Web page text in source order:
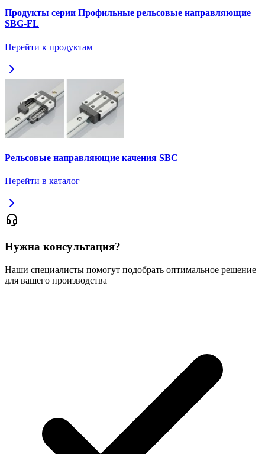
Продукты серии Профильные рельсовые направляющие
SBG-FL
Перейти к продуктам
Рельсовые направляющие качения SBC
Перейти в каталог
Нужна консультация?
Наши специалисты помогут подобрать оптимальное решение
для вашего производства